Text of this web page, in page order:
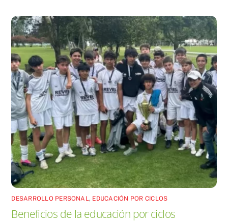
DESARROLLO PERSONAL, EDUCACIÓN POR CICLOS
Beneficios de la educación por ciclos